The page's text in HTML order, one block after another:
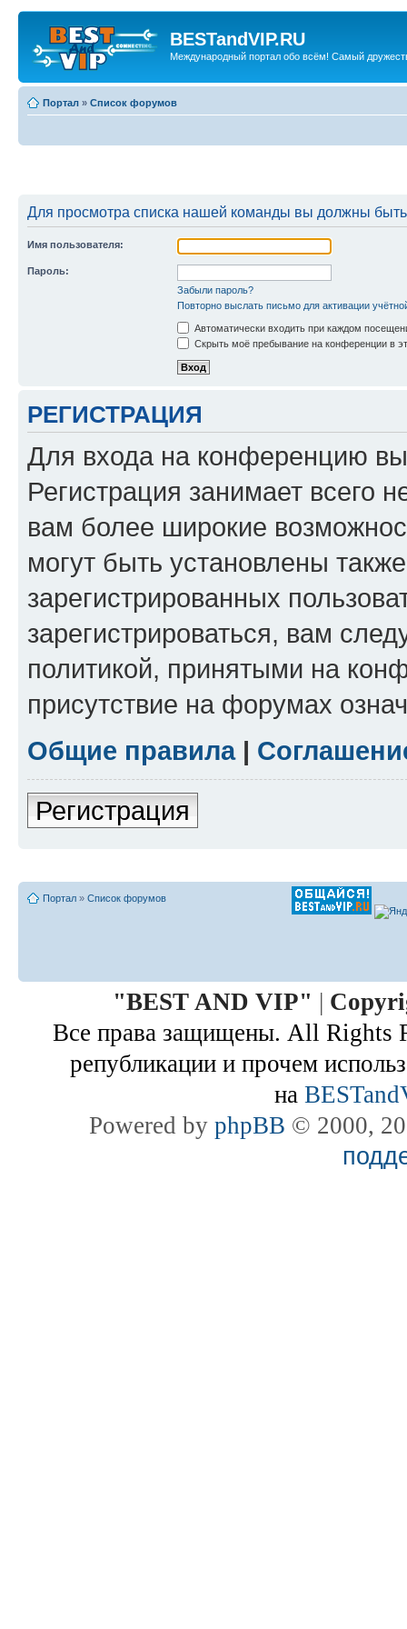
BESTandVIP.RU
Международный портал обо всём! Самый
Портал » Список форумов
Для просмотра списка нашей команды вы должны
Имя пользователя:
Пароль:
Забыли пароль?
Повторно выслать письмо для активации
Автоматически входить при каждом
Скрыть моё пребывание на конференции в
РЕГИСТРАЦИЯ
Для входа на конференцию
Регистрация занимает всего
вам более широкие
могут быть установлены
зарегистрированных
зарегистрироваться, вам
политикой, принятыми на
присутствие на форумах
Общие правила|
Регистрация
Портал » Список форумов
"BEST AND VIP" |
Все права защищены. All Rights
републикации и прочем
на
Powered by phpBB © 2000,